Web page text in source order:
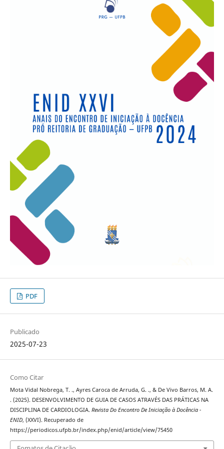
PDF
Publicado
2025-07-23
Como Citar
Mota Vidal Nobrega, T. ., Ayres Caroca de Arruda, G. ., & De Vivo Barros, M. A.
. (2025). DESENVOLVIMENTO DE GUIA DE CASOS ATRAVÉS DAS PRÁTICAS NA
DISCIPLINA DE CARDIOLOGIA. Revista Do Encontro De Iniciação à Docência -
ENID, (XXVI). Recuperado de
https://periodicos.ufpb.br/index.php/enid/article/view/75450